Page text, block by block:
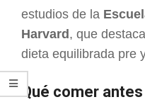
estudios de la
Harvard , que
dieta equilibrada pre
Qué comer